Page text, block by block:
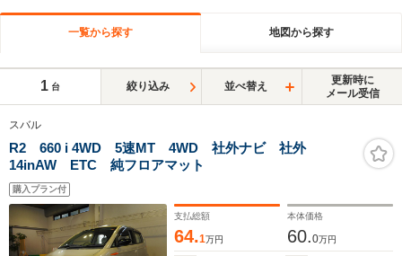
一覧から探す 地図から探す
1 台 絞り込み 並べ替え
更新時に
メール受信
スバル
R2 660 i 4WD 5速MT 4WD 社外ナビ 社外
14inAW ETC 純フロアマット
購入プラン付
支払総額
64.1万円
本体価格
60.0万円